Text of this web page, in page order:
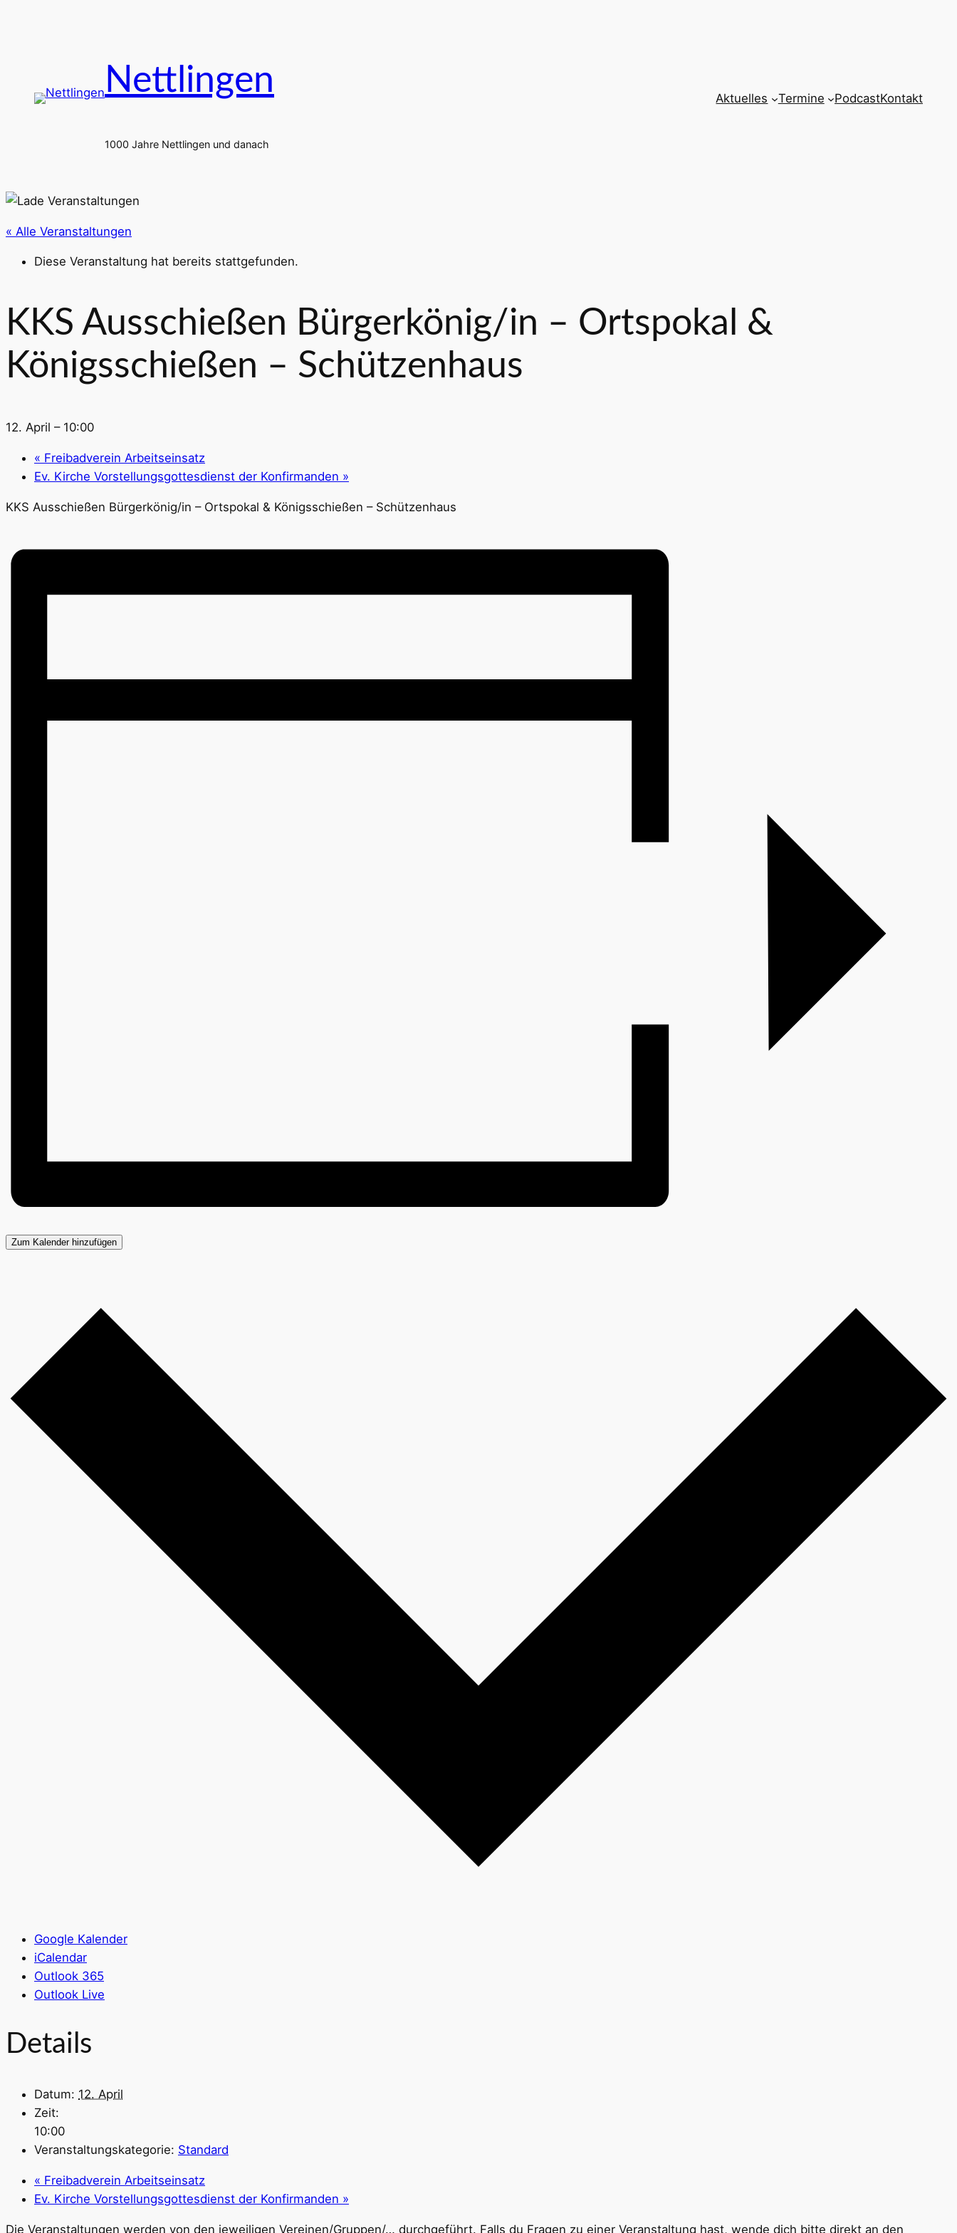
Nettlingen
1000 Jahre Nettlingen und danach
Aktuelles Termine PodcastKontakt
« Alle Veranstaltungen
Diese Veranstaltung hat bereits stattgefunden.
KKS Ausschießen Bürgerkönig/in – Ortspokal &
Königsschießen – Schützenhaus
12. April – 10:00
« Freibadverein Arbeitseinsatz
Ev. Kirche Vorstellungsgottesdienst der Konfirmanden »
KKS Ausschießen Bürgerkönig/in – Ortspokal & Königsschießen – Schützenhaus
Zum Kalender hinzufügen
Google Kalender
iCalendar
Outlook 365
Outlook Live
Details
Datum: 12. April
Zeit:
10:00
Veranstaltungskategorie: Standard
« Freibadverein Arbeitseinsatz
Ev. Kirche Vorstellungsgottesdienst der Konfirmanden »
Die Veranstaltungen werden von den jeweiligen Vereinen/Gruppen/… durchgeführt. Falls du Fragen zu einer Veranstaltung hast, wende dich bitte direkt an den